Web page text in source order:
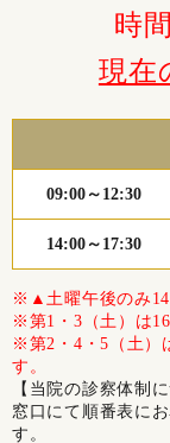
時
現在
09:00～12:30
14:00～17:30
※▲土曜午後のみ
※第1・3（土）は
※第2・4・5（土）
す。
【当院の診察体制に
窓口にて順番表に
す。